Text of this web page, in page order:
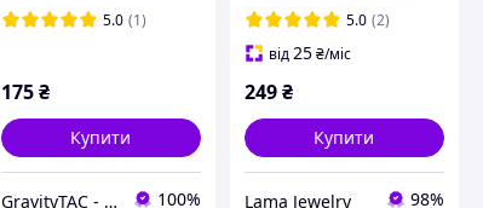
5.0 (1)
175 ₴
Купити
GravityTAC - Індивідуальні подарунки з гравіюванням та термодруком 100%
підвіска, ланцюжок
5.0 (2)
від25₴/міс
249₴
Купити
Lama Jewelry 98%